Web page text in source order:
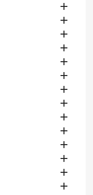













